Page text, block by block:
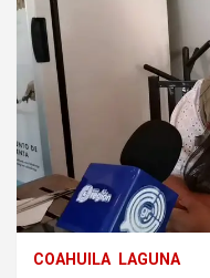
COAHUILA LAGUNA